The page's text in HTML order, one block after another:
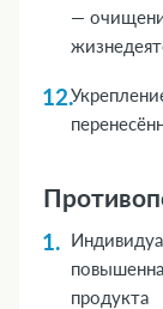
—
продукта